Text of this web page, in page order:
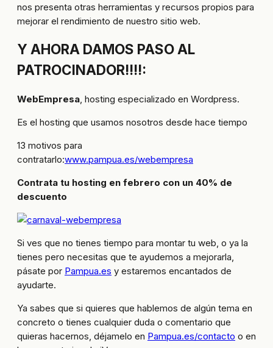
nos presenta otras herramientas y recursos propios para
mejorar el rendimiento de nuestro sitio web.
Y AHORA DAMOS PASO AL
PATROCINADOR!!!!:
WebEmpresa, hosting especializado en Wordpress.
Es el hosting que usamos nosotros desde hace tiempo
13 motivos para
contratarlo:www.pampua.es/webempresa
Contrata tu hosting en febrero con un 40% de
descuento
Si ves que no tienes tiempo para montar tu web, o ya la
tienes pero necesitas que te ayudemos a mejorarla,
pásate por Pampua.es y estaremos encantados de
ayudarte.
Ya sabes que si quieres que hablemos de algún tema en
concreto o tienes cualquier duda o comentario que
quieras hacernos, déjamelo en Pampua.es/contacto o en